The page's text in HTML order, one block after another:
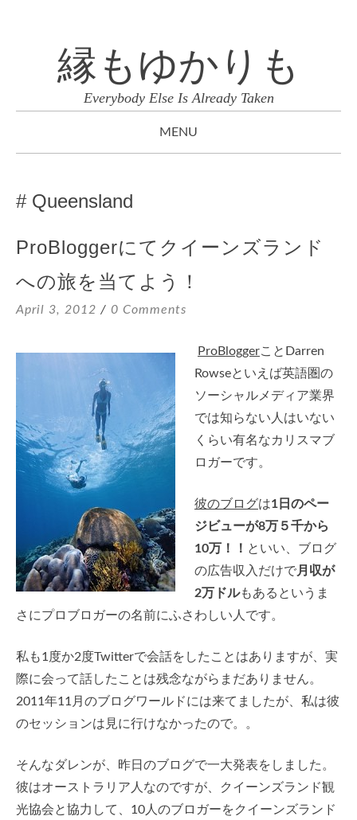
縁もゆかりも
Everybody Else Is Already Taken
MENU
CONTENT
Queensland
ProBloggerにてクイーンズランド
への旅を当てよう！
April 3, 2012 0 Comments
ProBloggerことDarren
Rowseといえば英語圏の
ソーシャルメディア業界
では知らない人はいない
くらい有名なカリスマブ
ロガーです。
彼のブログは1日のペー
ジビューが8万５千から
10万！！ といい、ブログ
の広告収入だけで月収が
2万ドルもあるというま
さにプロブロガーの名前にふさわしい人です。
私も1度か2度Twitterで会話をしたことはありますが、実
際に会って話したことは残念ながらまだありません。
2011年11月のブログワールドには来てましたが、私は彼
のセッションは見に行けなかったので。。
そんなダレンが、昨日のブログで一大発表をしました。
彼はオーストラリア人なのですが、クイーンズランド観
光協会と協力して、10人のブロガーをクイーンズランド